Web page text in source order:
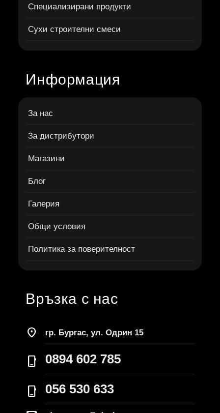
Специализирани продукти
Сухи строителни смеси
Информация
За нас
За дистрибутори
Магазини
Блог
Галерия
Общи условия
Политика за поверителност
Връзка с нас
location_on гр. Бургас, ул. Одрин 15
phone_iphone 0894 602 785
phone_iphone 056 530 633